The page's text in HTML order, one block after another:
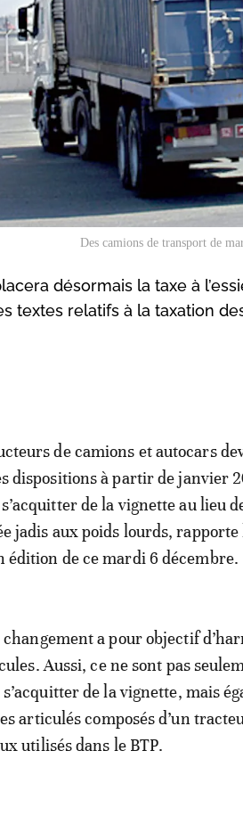
Des camions de transport de
désormais la taxe à
textes relatifs à la taxation
de camions et autocars
dispositions à partir de janvier
de la vignette au lieu
jadis aux poids lourds,
édition de ce mardi 6 décembre.
changement a pour objectif
Aussi, ce ne sont pas
de la vignette, mais
articulés composés d’un
utilisés dans le BTP.